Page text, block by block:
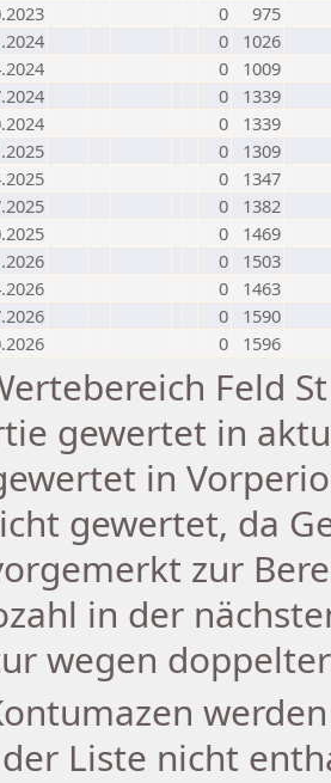
0
975
0
1026
0
1009
0
1339
0
1339
0
1309
0
1347
0
1382
0
1469
0
1503
0
1463
0
1590
0 1596
Feld
gewertet in
in
gewertet, da
zur
in der
wegen
Liste nicht